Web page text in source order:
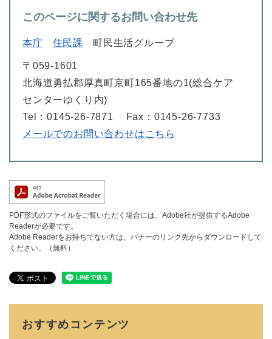
このページに関するお問い合わせ先
本庁 住民課 町民生活グループ
〒059-1601
北海道勇払郡厚真町京町165番地の1(総合ケア
センターゆくり内)
Tel：0145-26-7871
Fax：0145-26-7733
メールでのお問い合わせはこちら
PDF形式のファイルをご覧いただく場合には、Adobe社が提供するAdobe
Readerが必要です。
Adobe Readerをお持ちでない方は、バナーのリンク先からダウンロードして
ください。（無料）
おすすめコンテンツ